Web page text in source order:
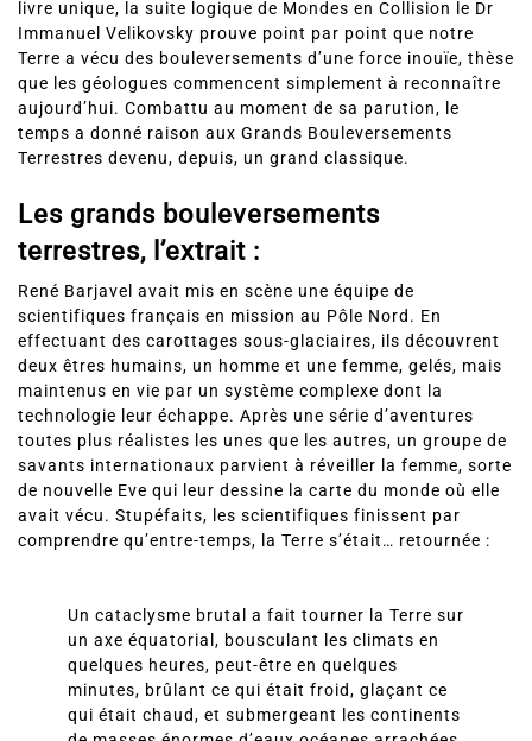
livre unique, la suite logique de Mondes en Collision le Dr
Immanuel Velikovsky prouve point par point que notre
Terre a vécu des bouleversements d’une force inouïe, thèse
que les géologues commencent simplement à reconnaître
aujourd’hui. Combattu au moment de sa parution, le
temps a donné raison aux Grands Bouleversements
Terrestres devenu, depuis, un grand classique.
Les grands bouleversements
terrestres, l’extrait :
René Barjavel avait mis en scène une équipe de
scientifiques français en mission au Pôle Nord. En
effectuant des carottages sous-glaciaires, ils découvrent
deux êtres humains, un homme et une femme, gelés, mais
maintenus en vie par un système complexe dont la
technologie leur échappe. Après une série d’aventures
toutes plus réalistes les unes que les autres, un groupe de
savants internationaux parvient à réveiller la femme, sorte
de nouvelle Eve qui leur dessine la carte du monde où elle
avait vécu. Stupéfaits, les scientifiques finissent par
comprendre qu’entre-temps, la Terre s’était… retournée :
Un cataclysme brutal a fait tourner la Terre sur
un axe équatorial, bousculant les climats en
quelques heures, peut-être en quelques
minutes, brûlant ce qui était froid, glaçant ce
qui était chaud, et submergeant les continents